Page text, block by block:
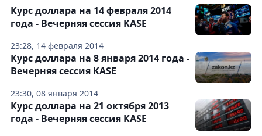
23:28, 14 февраля 2014
Курс доллара на 14 февраля 2014
года - Вечерняя сессия KASE
23:30, 08 января 2014
Курс доллара на 8 января 2014 года -
Вечерняя сессия KASE
Курс доллара на 21 октября 2013
года - Вечерняя сессия KASE